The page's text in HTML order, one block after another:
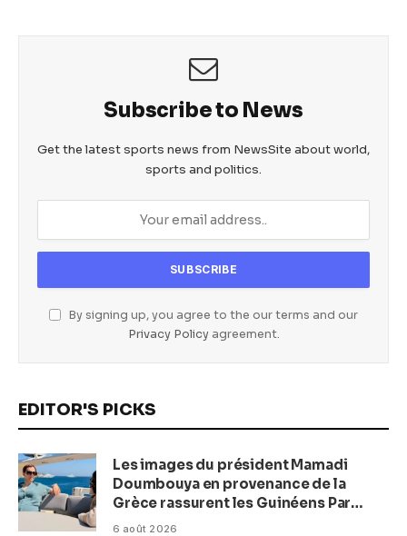
Subscribe to News
Get the latest sports news from NewsSite about world,
sports and politics.
By signing up, you agree to the our terms and our
Privacy Policyagreement.
EDITOR'S PICKS
Les images du président Mamadi
Doumbouya en provenance de la
Grèce rassurent les Guinéens Par
(Macka Baldé)
6 août 2026